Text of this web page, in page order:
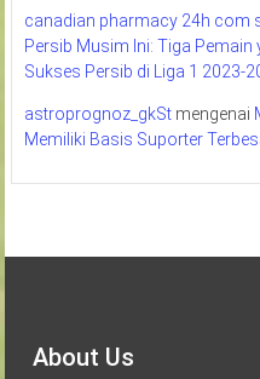
canadian pharmacy 24h com
Persib Musim Ini: Tiga
Sukses Persib di Liga 1 2023-
astroprognoz_gkStmengenai
Memiliki Basis Suporter
About Us